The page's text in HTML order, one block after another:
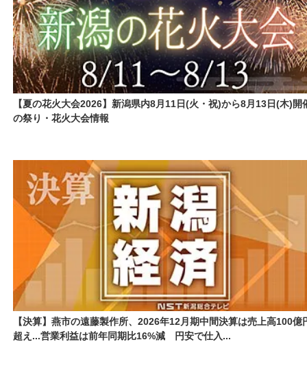
【夏の花火大会2026】新潟県内8月11日(火・祝)から8月13日(木)開
の祭り・花火大会情報
【決算】燕市の遠藤製作所、2026年12月期中間決算は売上高100億
超え...営業利益は前年同期比16%減 円安で仕入...